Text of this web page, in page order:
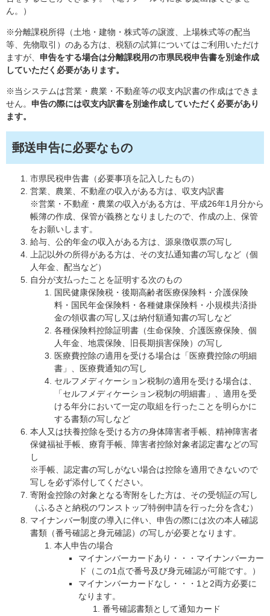
ん。）
※分離課税所得（土地・建物・株式等の譲渡、上場株式等の配当
等、先物取引）のある方は、税額の試算についてはご利用いただけ
ますが、 申告をする場合は分離課税用の市県民税申告書を別途作成
していただく必要があります。
※当システムは営業・農業・不動産等の収支内訳書の作成はできま
せん。 申告の際には収支内訳書を別途作成していただく必要があり
ます。
郵送申告に必要なもの
市県民税申告書（必要事項を記入したもの）
営業、農業、不動産の収入がある方は、収支内訳書
※営業・不動産・農業の収入がある方は、平成26年1月分から
帳簿の作成、保管が義務となりましたので、作成の上、保管
をお願いします。
給与、公的年金の収入がある方は、源泉徴収票の写し
上記以外の所得がある方は、その支払通知書の写しなど（個
人年金、配当など）
自分が支払ったことを証明する次のもの
国民健康保険税・後期高齢者医療保険料・介護保険
料・国民年金保険料・各種健康保険料・小規模共済掛
金の領収書の写し又は納付額通知書の写しなど
各種保険料控除証明書（生命保険、介護医療保険、個
人年金、地震保険、旧長期損害保険）の写し
医療費控除の適用を受ける場合は「医療費控除の明細
書」、医療費通知の写し
セルフメディケーション税制の適用を受ける場合は、
「セルフメディケーション税制の明細書」、適用を受
ける年分において一定の取組を行ったことを明らかに
する書類の写しなど
本人又は扶養控除を受ける方の身体障害者手帳、精神障害者
保健福祉手帳、療育手帳、障害者控除対象者認定書などの写
し
※手帳、認定書の写しがない場合は控除を適用できないので
写しを必ず添付してください。
寄附金控除の対象となる寄附をした方は、その受領証の写し
（ふるさと納税のワンストップ特例申請を行った分を含む）
マイナンバー制度の導入に伴い、申告の際には次の本人確認
書類（番号確認と身元確認）の写しが必要となります。
本人申告の場合
マイナンバーカードあり・・・マイナンバーカー
ド（この1点で番号及び身元確認が可能です。）
マイナンバーカードなし・・・1と2両方必要に
なります。
番号確認書類として通知カード